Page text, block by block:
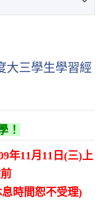
大三學生學習經
！
年11月11日(三)上
時間恕不受理)